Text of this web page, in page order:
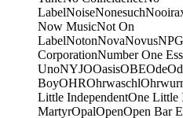
LabelNoiseNonesuch
Now MusicNot On
LabelNotonNovaNovusNPG
CorporationNumber One
UnoNYJOOasisOBEOde
BoyOHROhrwaschl
Little IndependentOne Little
MartyrOpalOpenOpen Bar